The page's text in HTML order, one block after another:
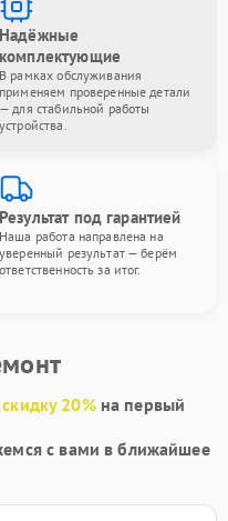
Надёжные
комплектующие
В рамках обслуживания
применяем проверенные детали
— для стабильной работы
устройства.
Результат под гарантией
Наша работа направлена на
уверенный результат — берём
ответственность за итог.
20%на первый
с вами в ближайшее